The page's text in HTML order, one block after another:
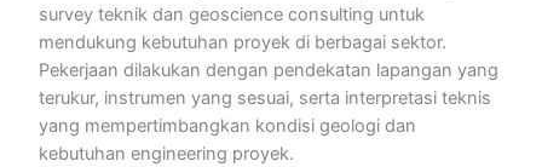
survey teknik dan geoscience consulting untuk
mendukung kebutuhan proyek di berbagai sektor.
Pekerjaan dilakukan dengan pendekatan lapangan yang
terukur, instrumen yang sesuai, serta interpretasi teknis
yang mempertimbangkan kondisi geologi dan
kebutuhan engineering proyek.